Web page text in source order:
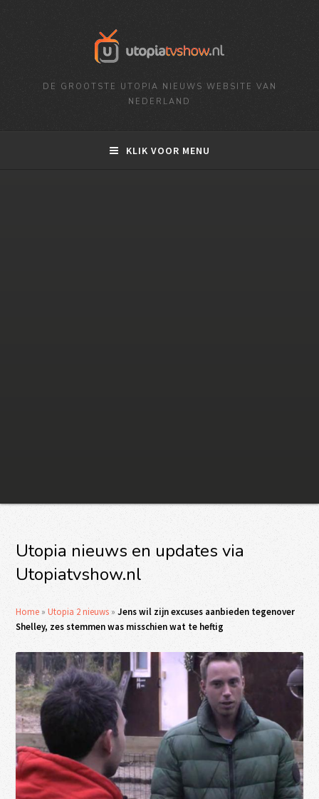
DE GROOTSTE UTOPIA NIEUWS WEBSITE VAN
NEDERLAND
KLIK VOOR MENU
Utopia nieuws en updates via
Utopiatvshow.nl
Home »Utopia 2 nieuws »Jens wil zijn excuses aanbieden tegenover
Shelley, zes stemmen was misschien wat te heftig